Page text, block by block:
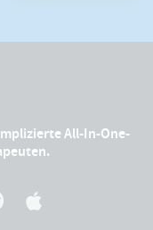
All-In-One-